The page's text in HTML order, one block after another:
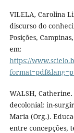
VILELA, Carolina
discurso do
Posições,
em:
https://
WALSH,
decolonial: in-
Maria (Org.).
entre concepções,